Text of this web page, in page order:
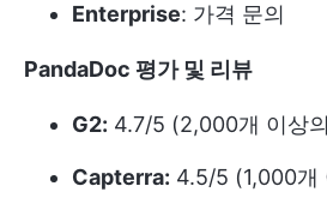
Enterprise: 가격 문의
PandaDoc 평가 및 리뷰
G2: 4.7/5 (2,000개 이상
Capterra: 4.5/5 (1,000개